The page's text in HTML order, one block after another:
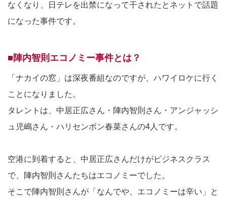
なくなり、日テレを出禁になって干されたとネットで話題
になった事件です。
■陣内智則エコノミー事件とは？
「ナカイの窓」は深夜番組なのですが、ハワイロケに行く
ことになりました。
タレントは、中居正広さん・陣内智則さん・アンジャッシ
ュ児嶋さん・ハリセンボン春菜さんの4人です。
空港に到着すると、中居正広さんだけがビジネスクラス
で、陣内智則さんたちはエコノミーでした。
そこで陣内智則さんが「なんでや、エコノミーは辛い」と